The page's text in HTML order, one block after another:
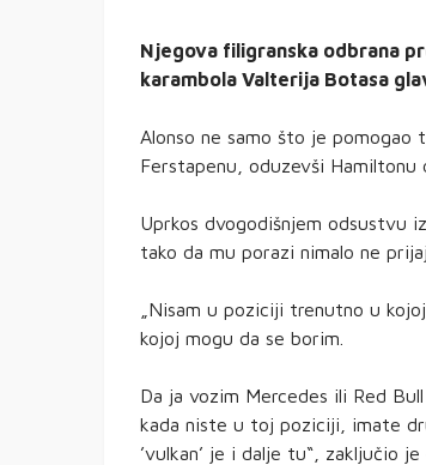
Njegova filigranska odbrana
karambola Valterija Botasa
Alonso ne samo što je
Ferstapenu, oduzevši Hamiltonu
Uprkos dvogodišnjem odsustvu
tako da mu porazi nimalo ne
„Nisam u poziciji trenutno u
kojoj mogu da se borim.
Da ja vozim Mercedes ili Red
kada niste u toj poziciji, imate
’vulkan’ je i dalje tu“, zaključio